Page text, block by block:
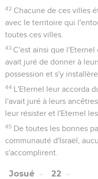
42 Chacune de ces villes
avec le territoire qui
toutes ces villes.
43 C'est ainsi que l'Eternel
avait juré de donner à
possession et s'y
44 L'Eternel leur accorda
l'avait juré à leurs
leur résister et l'Eternel
45 De toutes les bonnes
communauté d'Israël,
s'accomplirent.
Josué 22